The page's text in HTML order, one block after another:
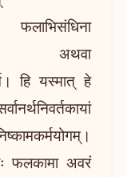
फलाभिसंधिना
अथवा
हि यस्मात् हे
फलकामा अवरं